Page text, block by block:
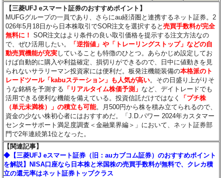
【三菱UFJ eスマート証券のおすすめポイント】
MUFGグループの一員であり、さらにau経済圏と連携するネット証券。2
026年5月18日から日本株取引でSOR注文を選択すると売買手数料が完全
無料に！ SOR注文はより条件の良い取引価格を提示する注文方法なの
で、ぜひ活用したい。
「逆指値」や「トレーリングストップ」などの自
動売買機能が充実していることも特徴のひとつ。あらかじめ設定してお
けば自動的に購入や利益確定、損切りができるので、日中に値動きを見
られないサラリーマン投資家には便利だ。板発注機能装備の本格派のト
レードツール「kabuステーション」も人気が高い。その日盛り上がりそ
うな銘柄を予測する 「リアルタイム株価予測」 など、デイトレードでも
活用できる便利な機能を備えている。投資信託だけではなく
「プチ株
（単元未満株）」の積立も可能。月500円から株を積み立てられるので、
資金の少ない株初心者にはおすすめだ。「J.D.パワー 2024年カスタマー
センターサポート満足度調査＜金融業界編＞」において、ネット証券部
門で2年連続第1位となった。
【関連記事】
◆【三菱UFJ eスマート証券（旧：auカブコム証券）のおすすめポイント
を解説】NISA口座なら日本株と米国株の売買手数料が無料で、クレカ積
立の還元率はネット証券トップクラス